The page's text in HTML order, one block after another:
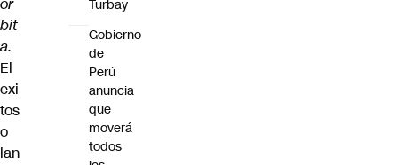
bit
a.
El
exi
tos
o
lan
Turbay
Gobierno
de
Perú
anuncia
que
moverá
todos